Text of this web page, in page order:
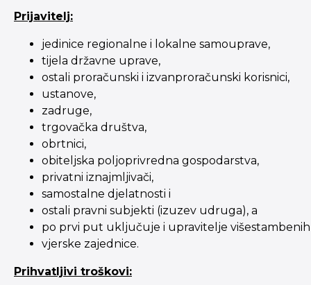
Prijavitelj:
jedinice regionalne i lokalne samouprave,
tijela državne uprave,
ostali proračunski i izvanproračunski korisnici,
ustanove,
zadruge,
trgovačka društva,
obrtnici,
obiteljska poljoprivredna gospodarstva,
privatni iznajmljivači,
samostalne djelatnosti i
ostali pravni subjekti (izuzev udruga), a
po prvi put uključuje i upravitelje višestambenih
vjerske zajednice.
Prihvatljivi troškovi: